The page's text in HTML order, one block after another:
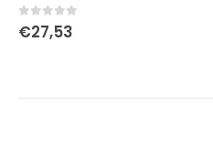
0Su 5
€27,53